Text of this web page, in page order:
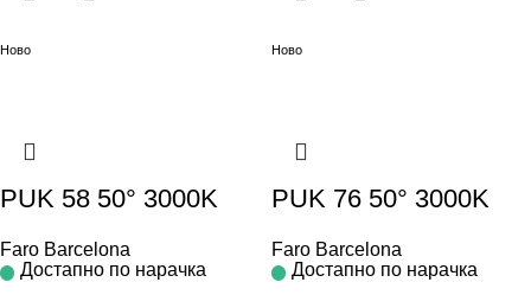
Ново
PUK 58 50° 3000K
Faro Barcelona
Достапно по нарачка
Ново
PUK 76 50° 3000K
Faro Barcelona
Достапно по нарачка